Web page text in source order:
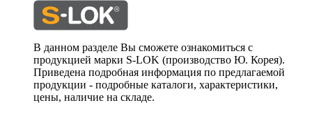
В данном разделе Вы сможете ознакомиться с
продукцией марки S-LOK (производство Ю. Корея).
Приведена подробная информация по предлагаемой
продукции - подробные каталоги, характеристики,
цены, наличие на складе.